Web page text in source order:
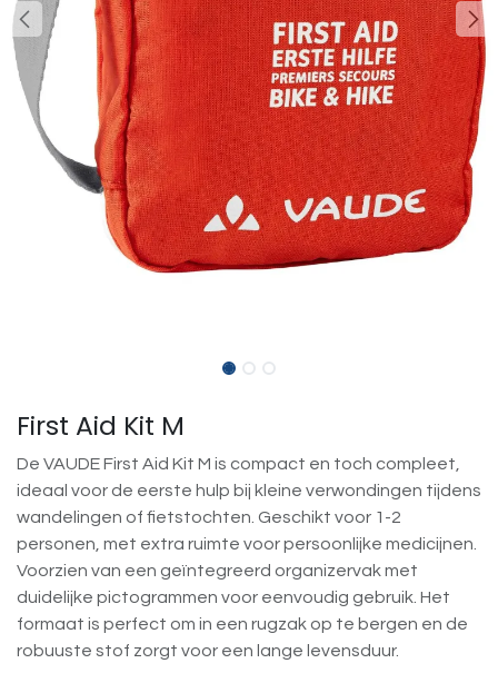
First Aid Kit M
De VAUDE First Aid Kit M is compact en toch compleet,
ideaal voor de eerste hulp bij kleine verwondingen tijdens
wandelingen of fietstochten. Geschikt voor 1-2
personen, met extra ruimte voor persoonlijke medicijnen.
Voorzien van een geïntegreerd organizervak met
duidelijke pictogrammen voor eenvoudig gebruik. Het
formaat is perfect om in een rugzak op te bergen en de
robuuste stof zorgt voor een lange levensduur.